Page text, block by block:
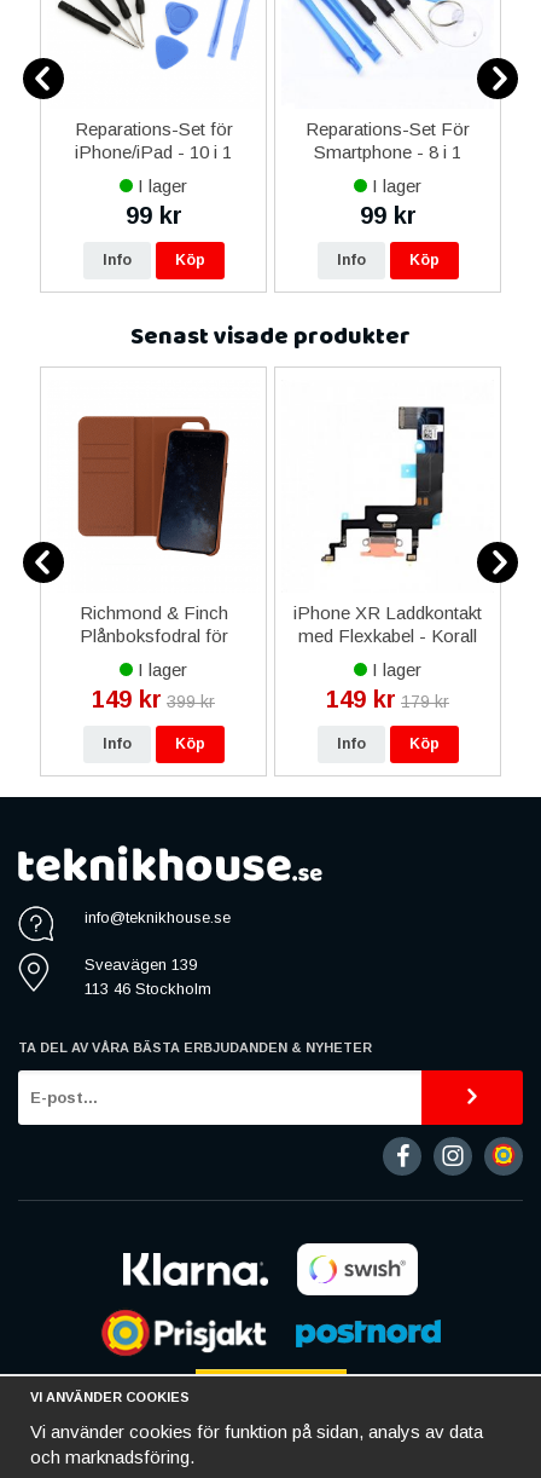
Reparations-Set för
iPhone/iPad - 10 i 1
I lager
99 kr
Info Köp
Reparations-Set För
Smartphone - 8 i 1
I lager
99 kr
Info Köp
Senast visade produkter
Richmond & Finch
Plånboksfodral för
iPhone 11 Pro Max -
Brun
I lager
149 kr 399 kr
Info Köp
iPhone XR Laddkontakt
med Flexkabel - Korall
I lager
149 kr 179 kr
Info Köp
info@teknikhouse.se
Sveavägen 139
113 46 Stockholm
TA DEL AV VÅRA BÄSTA ERBJUDANDEN & NYHETER
VI ANVÄNDER COOKIES
Vi använder cookies för funktion på sidan, analys av data
och marknadsföring.